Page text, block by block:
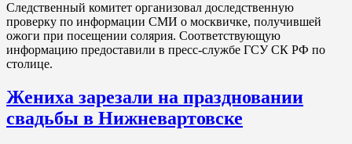
Следственный комитет организовал доследственную
проверку по информации СМИ о москвичке, получившей
ожоги при посещении солярия. Соответствующую
информацию предоставили в пресс-службе ГСУ СК РФ по
столице.
Жениха зарезали на праздновании
свадьбы в Нижневартовске